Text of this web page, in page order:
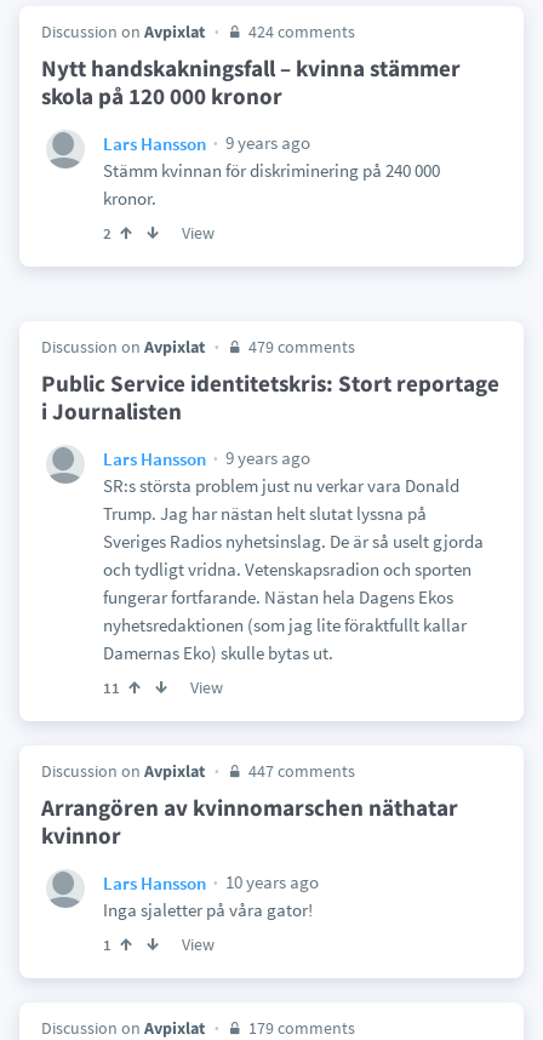
Discussion on Avpixlat 424 comments
Nytt handskakningsfall – kvinna stämmer
skola på 120 000 kronor
Lars Hansson
9 years ago
Stämm kvinnan för diskriminering på 240 000
kronor.
2 View
Discussion on Avpixlat 479 comments
Public Service identitetskris: Stort reportage
i Journalisten
Lars Hansson
9 years ago
SR:s största problem just nu verkar vara Donald
Trump. Jag har nästan helt slutat lyssna på
Sveriges Radios nyhetsinslag. De är så uselt gjorda
och tydligt vridna. Vetenskapsradion och sporten
fungerar fortfarande. Nästan hela Dagens Ekos
nyhetsredaktionen (som jag lite föraktfullt kallar
Damernas Eko) skulle bytas ut.
11 View
Discussion on Avpixlat 447 comments
Arrangören av kvinnomarschen näthatar
kvinnor
Lars Hansson
10 years ago
Inga sjaletter på våra gator!
1 View
Discussion on Avpixlat 179 comments